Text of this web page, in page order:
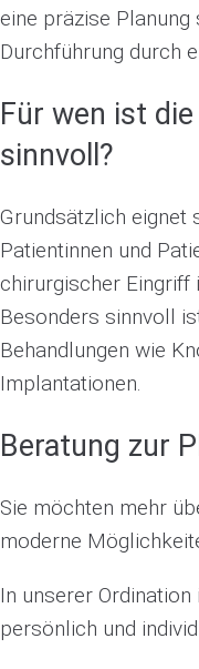
eine präzise
Durchführung durch
Für wen ist
sinnvoll?
Grundsätzlich eignet
Patientinnen und
chirurgischer Eingriff
Besonders sinnvoll
Behandlungen wie
Implantationen.
Beratung zur
Sie möchten mehr
moderne
In unserer
persönlich und